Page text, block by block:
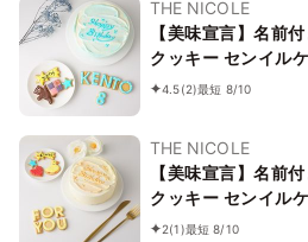
THE NICOLE
【美味宣言】名前
クッキー センイル
4.5(2)最短 8/10
THE NICOLE
【美味宣言】名前
クッキー センイル
2(1)最短 8/10